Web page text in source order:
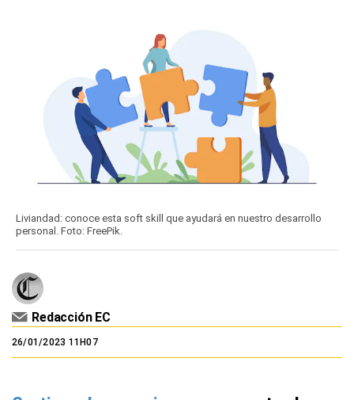
Liviandad: conoce esta soft skill que ayudará en nuestro desarrollo
personal. Foto: FreePik.
Redacción EC
26/01/2023 11H07